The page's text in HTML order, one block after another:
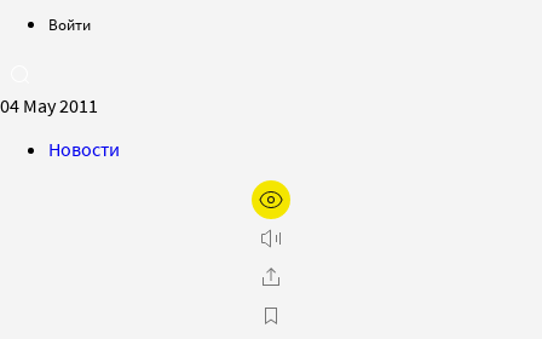
Войти
04 May 2011
Новости